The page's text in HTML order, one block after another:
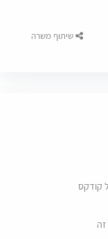
שיתוף משרה
קודקס